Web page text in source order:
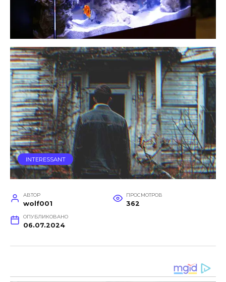
INTERESSANT
АВТОР
wolf001
ПРОСМОТРОВ
362
ОПУБЛИКОВАНО
06.07.2024